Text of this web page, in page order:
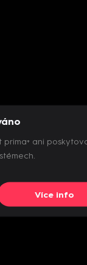
prima+ ani
Více info